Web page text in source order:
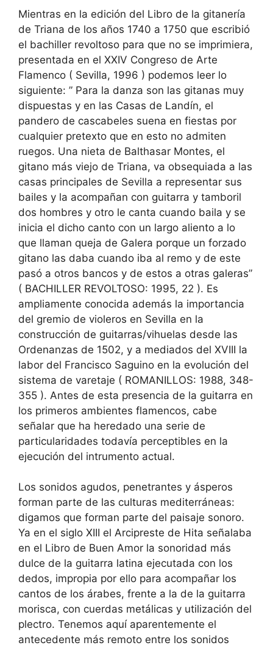
Mientras en la edición del Libro de la gitanería
de Triana de los años 1740 a 1750 que escribió
el bachiller revoltoso para que no se imprimiera,
presentada en el XXIV Congreso de Arte
Flamenco ( Sevilla, 1996 ) podemos leer lo
siguiente: ” Para la danza son las gitanas muy
dispuestas y en las Casas de Landín, el
pandero de cascabeles suena en fiestas por
cualquier pretexto que en esto no admiten
ruegos. Una nieta de Balthasar Montes, el
gitano más viejo de Triana, va obsequiada a las
casas principales de Sevilla a representar sus
bailes y la acompañan con guitarra y tamboril
dos hombres y otro le canta cuando baila y se
inicia el dicho canto con un largo aliento a lo
que llaman queja de Galera porque un forzado
gitano las daba cuando iba al remo y de este
pasó a otros bancos y de estos a otras galeras”
( BACHILLER REVOLTOSO: 1995, 22 ). Es
ampliamente conocida además la importancia
del gremio de violeros en Sevilla en la
construcción de guitarras/vihuelas desde las
Ordenanzas de 1502, y a mediados del XVIII la
labor del Francisco Saguino en la evolución del
sistema de varetaje ( ROMANILLOS: 1988, 348-
355 ). Antes de esta presencia de la guitarra en
los primeros ambientes flamencos, cabe
señalar que ha heredado una serie de
particularidades todavía perceptibles en la
ejecución del intrumento actual.
Los sonidos agudos, penetrantes y ásperos
forman parte de las culturas mediterráneas:
digamos que forman parte del paisaje sonoro.
Ya en el siglo XIII el Arcipreste de Hita señalaba
en el Libro de Buen Amor la sonoridad más
dulce de la guitarra latina ejecutada con los
dedos, impropia por ello para acompañar los
cantos de los árabes, frente a la de la guitarra
morisca, con cuerdas metálicas y utilización del
plectro. Tenemos aquí aparentemente el
antecedente más remoto entre los sonidos